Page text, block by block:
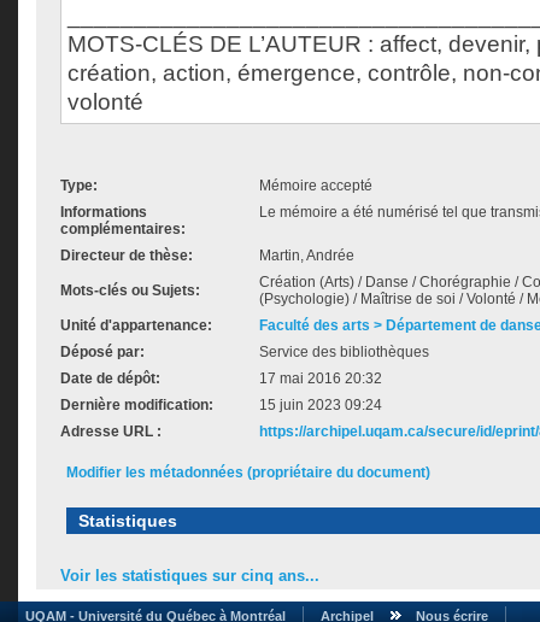
MOTS-CLÉS DE L’AUTEUR : affect,
création, action, émergence, contrôle, non-
volonté
Type:
Mémoire accepté
Informations
complémentaires:
Le mémoire a été numérisé tel que
Directeur de thèse: Martin, Andrée
Mots-clés ou Sujets:
Création (Arts) / Danse / Chorégraphie /
(Psychologie) / Maîtrise de soi / Volonté /
Unité d'appartenance:
Faculté des arts > Département de
Déposé par:
Service des bibliothèques
Date de dépôt:
17 mai 2016 20:32
Dernière modification:
15 juin 2023 09:24
Adresse URL :
https://archipel.uqam.ca/secure/id/
Modifier les métadonnées (propriétaire du document)
Statistiques
Voir les statistiques sur cinq ans...
UQAM - Université du Québec à Montréal Archipel Nous écrire